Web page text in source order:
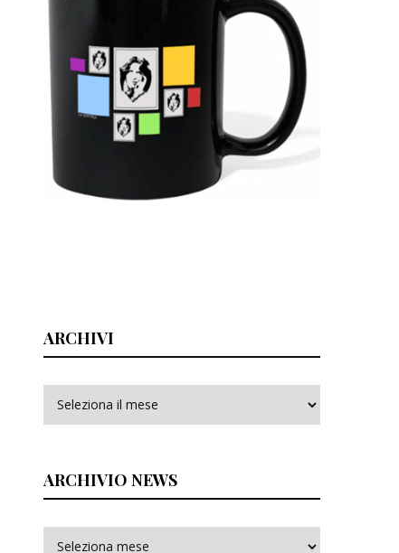
ARCHIVI
ARCHIVIO NEWS